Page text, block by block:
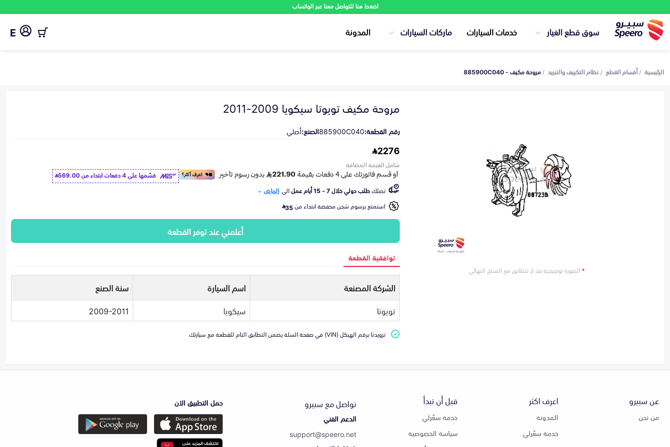
اضغط هنا للتواصل معنا عبر الواتساب
سوق قطع الغيار خدمات السيارات ماركات السيارات المدونة E
الرئيسية أقسام القطع نظام التكييف والتبريد مروحة مكيف - 885900C040
*الصورة توضيحية قد لا تتطابق مع المنتج النهائي
مروحة مكيف تويوتا سيكويا 2009-2011
رقم القطعة:885900C040الصنع:أصلي
2276
شامل القيمة المضافة
قسّمها على 4 دفعات ابتداء من
569.00
تصلكطلب دولي خلال 7 - 15 أيام عمل الى الرياض
استمتع برسوم شحن مخفضة ابتداء من35
أعلمني عند توفر القطعة
توافقية القطعة
الشركة المصنعة اسم السيارة
سنة الصنع
تويوتا
سيكويا 2009-2011
تزويدنا برقم الهيكل (VIN) في صفحة السلة يضمن التطابق التام للقطعة مع سيارتك
عن سبيرو
من نحن
اعرف اكثر
المدونة
خدمة سعّرلي
قبل أن تبدأ
خدمة سعّرلي
سياسة الخصوصية
تواصل مع سبيرو
الدعم الفني
support@speero.net
حمل التطبيق الان